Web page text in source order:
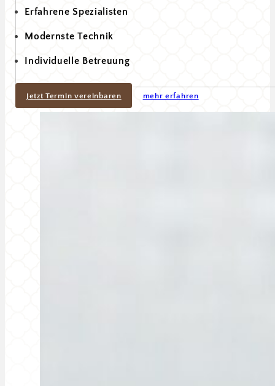
Erfahrene Spezialisten
Modernste Technik
Individuelle Betreuung
Jetzt Termin vereinbaren mehr erfahren